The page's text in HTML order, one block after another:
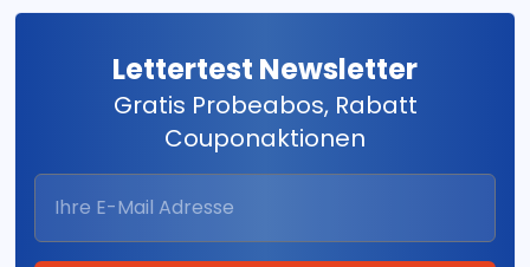
Lettertest Newsletter
Gratis Probeabos, Rabatt
Couponaktionen